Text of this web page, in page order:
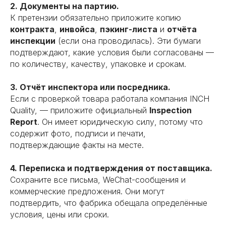
2. Документы на партию.
К претензии обязательно приложите копию
контракта, инвойса, пэкинг-листа и отчёта
инспекции (если она проводилась). Эти бумаги
подтверждают, какие условия были согласованы —
по количеству, качеству, упаковке и срокам.
3. Отчёт инспектора или посредника.
Если с проверкой товара работала компания INCH
Quality, — приложите официальный Inspection
Report. Он имеет юридическую силу, потому что
содержит фото, подписи и печати,
подтверждающие факты на месте.
4. Переписка и подтверждения от поставщика.
Сохраните все письма, WeChat-сообщения и
коммерческие предложения. Они могут
подтвердить, что фабрика обещала определённые
условия, цены или сроки.
Аудит производства
02
Подробнее
партнерах.